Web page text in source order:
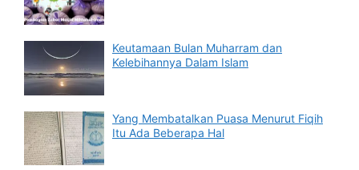
Keutamaan Bulan Muharram dan
Kelebihannya Dalam Islam
Yang Membatalkan Puasa Menurut Fiqih
Itu Ada Beberapa Hal